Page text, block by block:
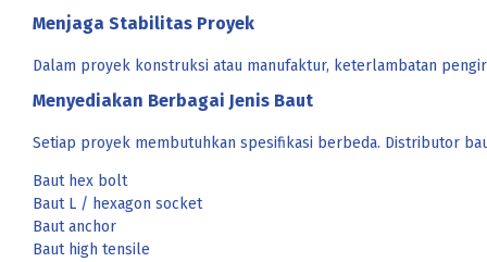
Menjaga Stabilitas Proyek
Dalam proyek konstruksi atau manufaktur, keterlambatan
Menyediakan Berbagai Jenis Baut
Setiap proyek membutuhkan spesifikasi berbeda. Distributor
Baut hex bolt
Baut L / hexagon socket
Baut anchor
Baut high tensile